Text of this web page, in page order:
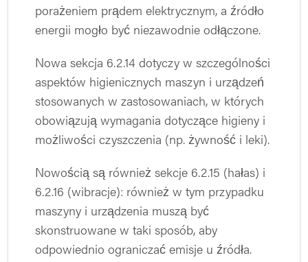
porażeniem prądem elektrycznym, a źródło
energii mogło być niezawodnie odłączone.
Nowa sekcja 6.2.14 dotyczy w szczególności
aspektów higienicznych maszyn i urządzeń
stosowanych w zastosowaniach, w których
obowiązują wymagania dotyczące higieny i
możliwości czyszczenia (np. żywność i leki).
Nowością są również sekcje 6.2.15 (hałas) i
6.2.16 (wibracje): również w tym przypadku
maszyny i urządzenia muszą być
skonstruowane w taki sposób, aby
odpowiednio ograniczać emisje u źródła.